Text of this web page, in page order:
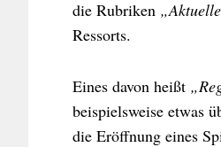
die Rubriken
Ressorts.
Eines davon heißt
beispielsweise etwas
die Eröffnung eines